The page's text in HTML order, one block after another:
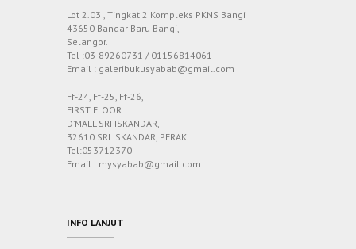
Lot 2.03 , Tingkat 2 Kompleks PKNS Bangi
43650 Bandar Baru Bangi,
Selangor.
Tel :03-89260731 / 01156814061
Email : galeribukusyabab@gmail.com
Ff-24, Ff-25, Ff-26,
FIRST FLOOR
D’MALL SRI ISKANDAR,
32610 SRI ISKANDAR, PERAK.
Tel:053712370
Email : mysyabab@gmail.com
INFO LANJUT